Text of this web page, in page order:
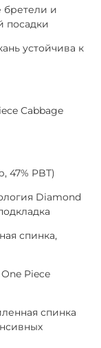
и
посадки
устойчива к
Cabbage
47% PBT)
Diamond
спинка,
Piece
спинка